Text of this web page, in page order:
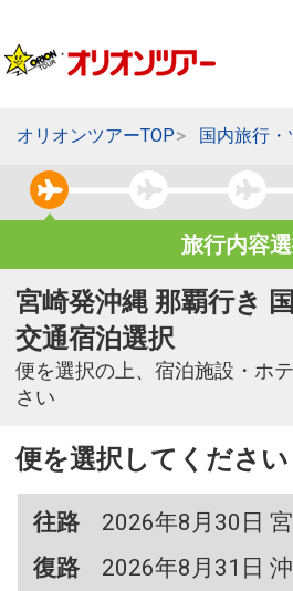
オリオンツアーTOP 国内旅行・
旅行内容
宮崎発沖縄 那覇行き
交通宿泊選択
便を選択の上、宿泊施設・ホ
さい
便を選択してください
往路
2026年8月30日
復路
2026年8月31日